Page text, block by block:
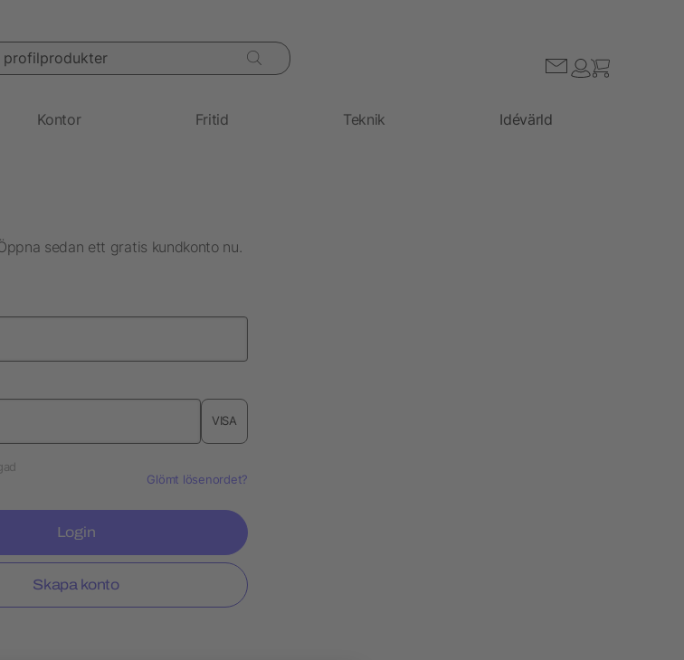
Kontor Fritid Teknik Idévärld
sedan ett gratis kundkonto nu.
VISA
Glömt lösenordet?
Login
Skapa konto